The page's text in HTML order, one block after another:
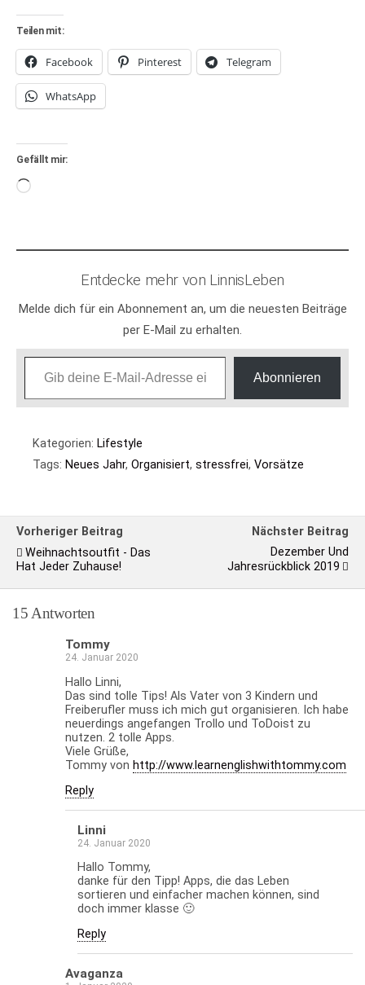
Teilen mit:
Facebook Pinterest Telegram
WhatsApp
Gefällt mir:
Wird
Entdecke mehr von LinnisLeben
Melde dich für ein Abonnement an, um die neuesten Beiträge
per E-Mail zu erhalten.
Gib deine E-Mail-Adresse ein ...
Abonnieren
Kategorien: Lifestyle
Tags: Neues Jahr, Organisiert, stressfrei, Vorsätze
Vorheriger Beitrag
Weihnachtsoutfit - Das
Hat Jeder Zuhause!
Nächster Beitrag
Dezember Und
Jahresrückblick 2019
15 Antworten
Tommy
24. Januar 2020
Hallo Linni,
Das sind tolle Tips! Als Vater von 3 Kindern und
Freiberufler muss ich mich gut organisieren. Ich habe
neuerdings angefangen Trollo und ToDoist zu
nutzen. 2 tolle Apps.
Viele Grüße,
Tommy von http://www.learnenglishwithtommy.com
Reply
Linni
24. Januar 2020
Hallo Tommy,
danke für den Tipp! Apps, die das Leben
sortieren und einfacher machen können, sind
doch immer klasse 🙂
Reply
Avaganza